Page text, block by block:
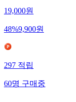
19,000원
48%9,900원
297 적립
60명 구매중